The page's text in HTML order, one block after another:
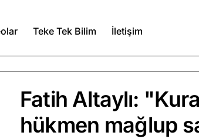
Teke Tek Bilim İletişim
5, 2026
Fatih Altaylı:
hükmen mağlup